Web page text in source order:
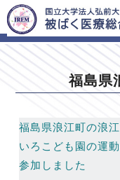
HOME 福島県浪江町支
福島県
福島県浪江町の浪
いろこども園の運
参加しました